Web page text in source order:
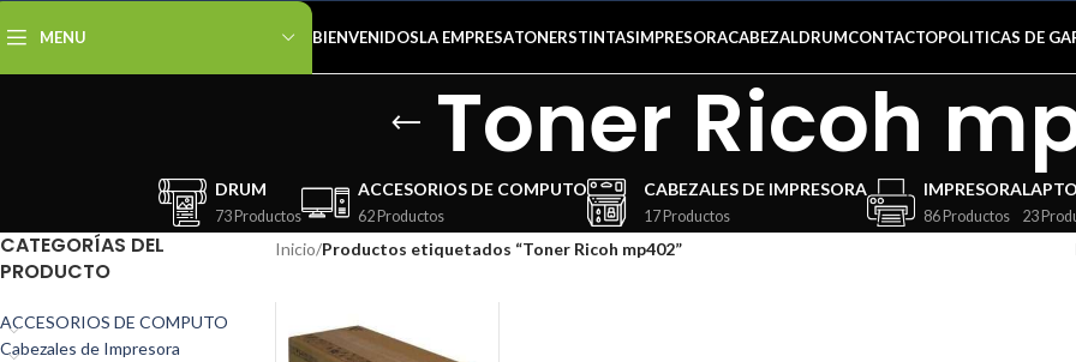
MENU BIENVENIDOSLA EMPRESATONERSTINTASIMPRESORACABEZALDRUMCONTACTOPOLITICAS DE
Toner Ricoh
DRUM
73 Productos
ACCESORIOS DE COMPUTO
62 Productos
CABEZALES DE IMPRESORA
17 Productos
IMPRESORA
86 Productos 23
CATEGORÍAS DEL
PRODUCTO
ACCESORIOS DE COMPUTO
Cabezales de Impresora
Inicio/Productos etiquetados “Toner Ricoh mp402”